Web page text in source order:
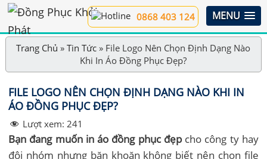
MENU
0868 403 124
Trang Chủ »Tin Tức » File Logo Nên Chọn Định Dạng Nào
Khi In Áo Đồng Phục Đẹp?
FILE LOGO NÊN CHỌN ĐỊNH DẠNG NÀO KHI IN
ÁO ĐỒNG PHỤC ĐẸP?
Lượt xem: 241
Bạn đang muốn in áo đồng phục đẹpcho công ty hay
đội nhóm nhưng băn khoăn không biết nên chọn file